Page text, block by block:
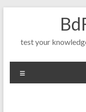
test your